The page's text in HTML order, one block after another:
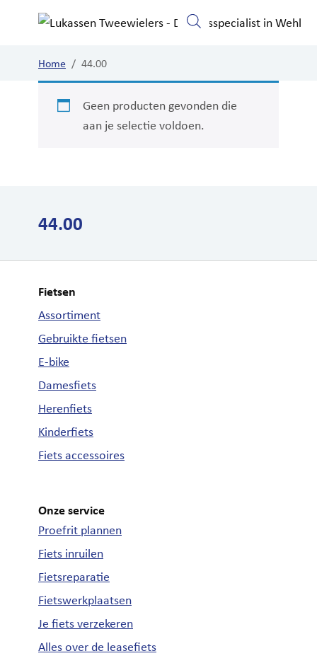
Home Fietsen Elektrische fietsen
Home / 44.00
Geen producten gevonden die
aan je selectie voldoen.
44.00
Fietsen
Assortiment
Gebruikte fietsen
E-bike
Damesfiets
Herenfiets
Kinderfiets
Fiets accessoires
Onze service
Proefrit plannen
Fiets inruilen
Fietsreparatie
Fietswerkplaatsen
Je fiets verzekeren
Alles over de leasefiets